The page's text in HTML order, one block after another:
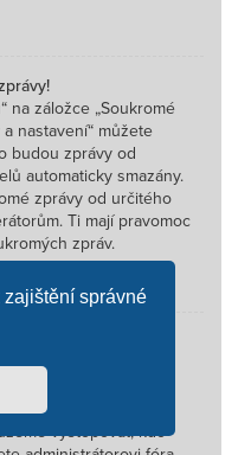
zajištění správné
na záložce „Soukromé
nastavení“ můžete
budou zprávy od
automaticky smazány.
zprávy od určitého
Ti mají pravomoc
zpráv.
nevyžádaný nebo
pro odesílání
obranné
vystopovat, kdo